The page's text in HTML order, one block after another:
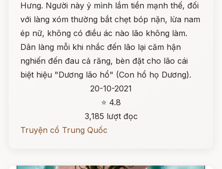
Hưng. Người này ỷ mình lắm tiền mạnh thế, đối
với làng xóm thường bắt chẹt bóp nặn, lừa nam
ép nữ, không có điều ác nào lão không làm.
Dân làng mỗi khi nhắc đến lão lại căm hận
nghiến đến đau cả răng, bèn đặt cho lão cái
biệt hiệu "Dương lão hổ" (Con hổ họ Dương).
20-10-2021
⭐ 4.8
3,185 lượt đọc
Truyện cổ Trung Quốc